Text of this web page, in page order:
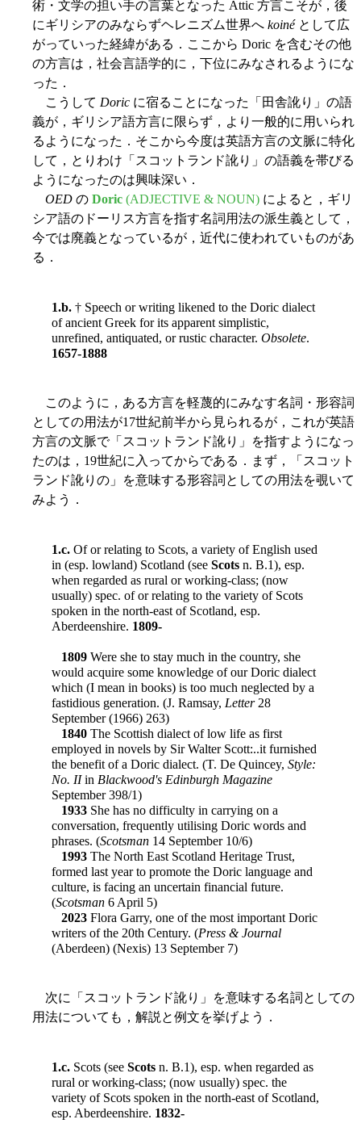
術・文学の担い手の言葉となった Attic 方言こそが，後
にギリシアのみならずヘレニズム世界へ koinéとして広
がっていった経緯がある．ここから Doric を含むその他
の方言は，社会言語学的に，下位にみなされるようにな
った．
こうして Doric に宿ることになった「田舎訛り」の語
義が，ギリシア語方言に限らず，より一般的に用いられ
るようになった．そこから今度は英語方言の文脈に特化
して，とりわけ「スコットランド訛り」の語義を帯びる
ようになったのは興味深い．
OED の Doric (ADJECTIVE & NOUN) によると，ギリ
シア語のドーリス方言を指す名詞用法の派生義として，
今では廃義となっているが，近代に使われていものがあ
る．
1.b. † Speech or writing likened to the Doric dialect
of ancient Greek for its apparent simplistic,
unrefined, antiquated, or rustic character. Obsolete.
1657-1888
このように，ある方言を軽蔑的にみなす名詞・形容詞
としての用法が17世紀前半から見られるが，これが英語
方言の文脈で「スコットランド訛り」を指すようになっ
たのは，19世紀に入ってからである．まず，「スコット
ランド訛りの」を意味する形容詞としての用法を覗いて
みよう．
1.c. Of or relating to Scots, a variety of English used
in (esp. lowland) Scotland (see Scots n. B.1), esp.
when regarded as rural or working-class; (now
usually) spec. of or relating to the variety of Scots
spoken in the north-east of Scotland, esp.
Aberdeenshire. 1809-
1809 Were she to stay much in the country, she
would acquire some knowledge of our Doric dialect
which (I mean in books) is too much neglected by a
fastidious generation. (J. Ramsay, Letter28
September (1966) 263)
1840 The Scottish dialect of low life as first
employed in novels by Sir Walter Scott:..it furnished
the benefit of a Doric dialect. (T. De Quincey, Style:
No. IIin Blackwood's Edinburgh Magazine
September 398/1)
1933 She has no difficulty in carrying on a
conversation, frequently utilising Doric words and
phrases. (Scotsman 14 September 10/6)
1993 The North East Scotland Heritage Trust,
formed last year to promote the Doric language and
culture, is facing an uncertain financial future.
(Scotsman 6 April 5)
2023 Flora Garry, one of the most important Doric
writers of the 20th Century. (Press & Journal
(Aberdeen) (Nexis) 13 September 7)
次に「スコットランド訛り」を意味する名詞としての
用法についても，解説と例文を挙げよう．
1.c. Scots (see Scots n. B.1), esp. when regarded as
rural or working-class; (now usually) spec. the
variety of Scots spoken in the north-east of Scotland,
esp. Aberdeenshire. 1832-